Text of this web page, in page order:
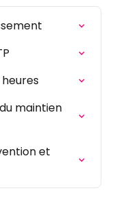
maintien
et